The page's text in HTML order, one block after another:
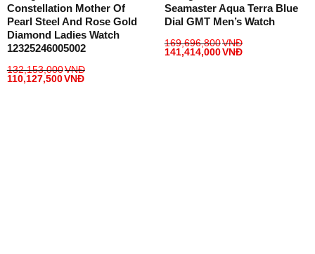
Constellation Mother Of
Pearl Steel And Rose Gold
Diamond Ladies Watch
12325246005002
132,153,000VNĐ
110,127,500VNĐ
Seamaster Aqua Terra Blue
Dial GMT Men’s Watch
169,696,800VNĐ
141,414,000VNĐ